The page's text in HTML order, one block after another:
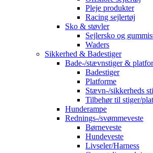
Pleje produkter
Racing sejlertøj
Sko & støvler
Sejlersko og
Waders
Sikkerhed & Badestiger
Bade-/stævnstiger &
Badestiger
Platforme
Stævn-/sikkerheds
Tilbehør til stiger/
Hunderampe
Rednings-/svømmeveste
Børneveste
Hundeveste
Livseler/Harness